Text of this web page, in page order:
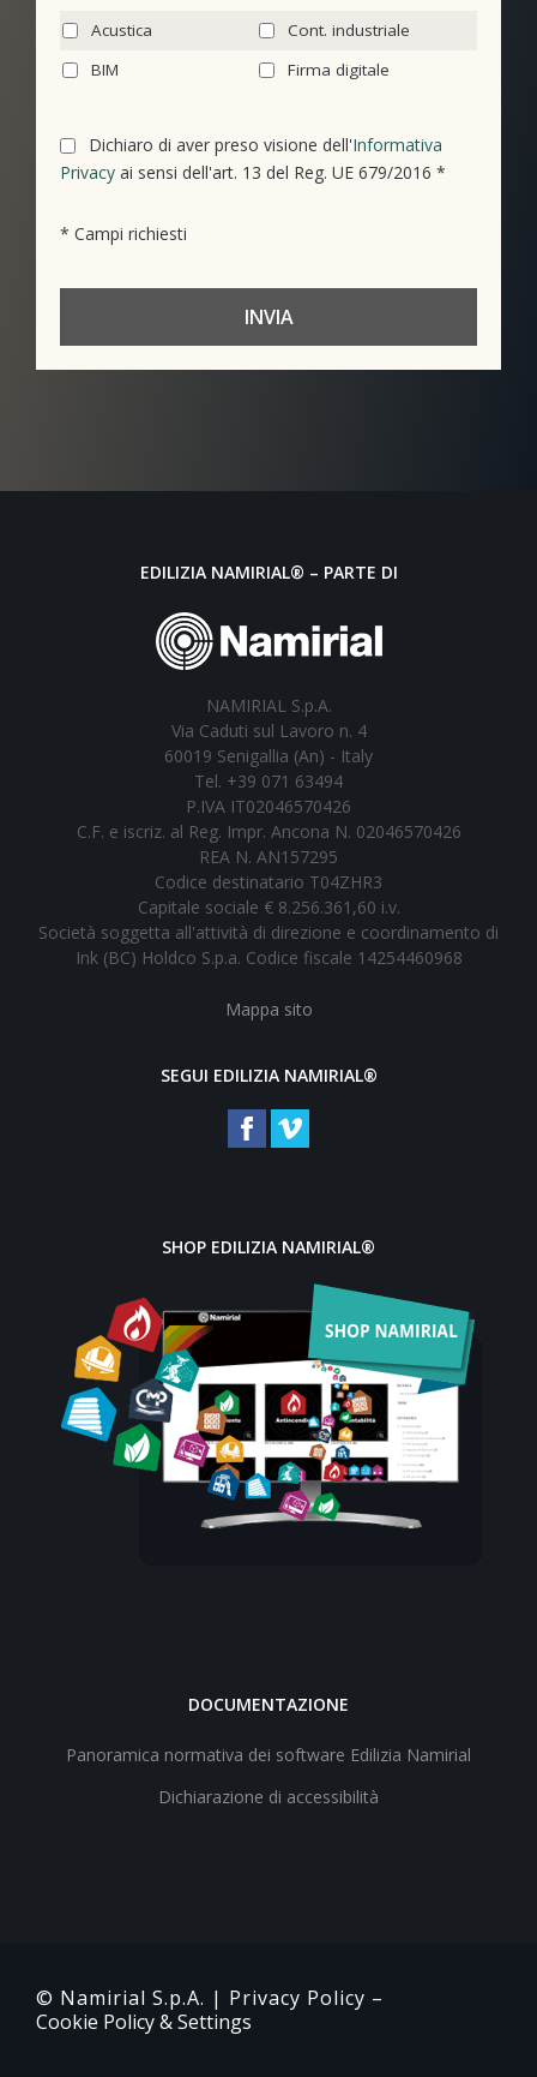
Acustica
Cont. industriale
BIM
Firma digitale
Dichiaro di aver preso visione dell'Informativa
Privacy ai sensi dell'art. 13 del Reg. UE 679/2016 *
* Campi richiesti
EDILIZIA NAMIRIAL® – PARTE DI
NAMIRIAL S.p.A.
Via Caduti sul Lavoro n. 4
60019 Senigallia (An) - Italy
Tel. +39 071 63494
P.IVA IT02046570426
C.F. e iscriz. al Reg. Impr. Ancona N. 02046570426
REA N. AN157295
Codice destinatario T04ZHR3
Capitale sociale € 8.256.361,60 i.v.
Società soggetta all'attività di direzione e coordinamento di
Ink (BC) Holdco S.p.a. Codice fiscale 14254460968
Mappa sito
SEGUI EDILIZIA NAMIRIAL®
SHOP EDILIZIA NAMIRIAL®
DOCUMENTAZIONE
Panoramica normativa dei software Edilizia Namirial
Dichiarazione di accessibilità
© Namirial S.p.A. | Privacy Policy –
Cookie Policy & Settings